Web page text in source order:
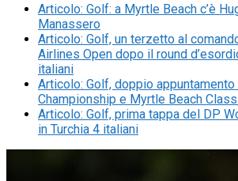
Articolo: Golf: a Myrtle Beach c’è
Manassero
Articolo: Golf, un terzetto al
Airlines Open dopo il round
italiani
Articolo: Golf, doppio appuntamento
Championship e Myrtle Beach
Articolo: Golf, prima tappa del DP
in Turchia 4 italiani